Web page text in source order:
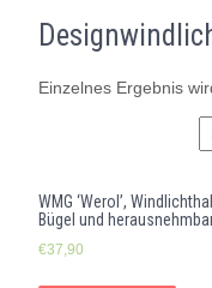
Einzelnes Ergebnis
WMG ‘Werol’,
Bügel und
€37,90